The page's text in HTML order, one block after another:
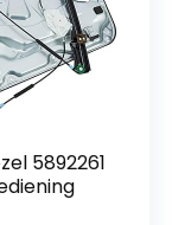
5892261